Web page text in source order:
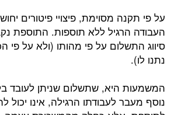
על פי תקנה מסוימת, פיצויי פיטורים
העבודה הרגיל ללא תוספות. התוספת
סיווג התשלום על פי מהותו (ולא על פי
נתנו לו).
המשמעות היא, שתשלום שניתן לעובד
נוסף מעבר לעבודתו הרגילה, אינו יכול